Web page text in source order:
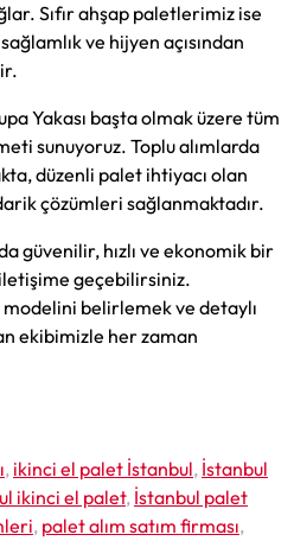
Sıfır ahşap paletlerimiz ise
ve hijyen açısından
Yakası başta olmak üzere tüm
sunuyoruz. Toplu alımlarda
düzenli palet ihtiyacı olan
çözümleri sağlanmaktadır.
güvenilir, hızlı ve ekonomik bir
geçebilirsiniz.
belirlemek ve detaylı
ekibimizle her zaman
, ikinci el palet İstanbul, İstanbul
ikinci el palet, İstanbul palet
, palet alım satım firması,